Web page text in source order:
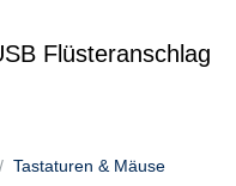
Flüsteranschlag
Tastaturen & Mäuse